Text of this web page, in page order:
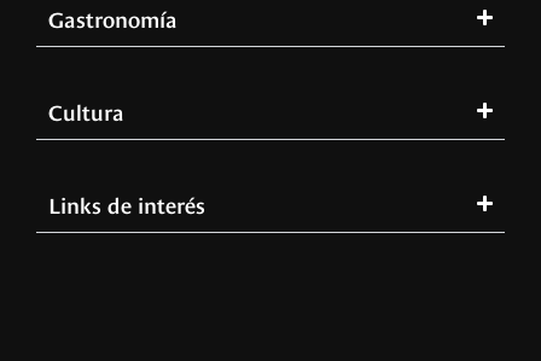
Gastronomía
Cultura
Links de interés